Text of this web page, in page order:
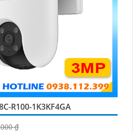
R100-1K3KF4GA
₫